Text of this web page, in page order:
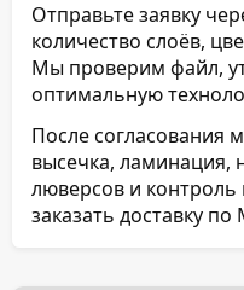
Отправьте заявку
количество слоёв,
Мы проверим файл,
оптимальную
После согласования
высечка, ламинация,
люверсов и
заказать доставку